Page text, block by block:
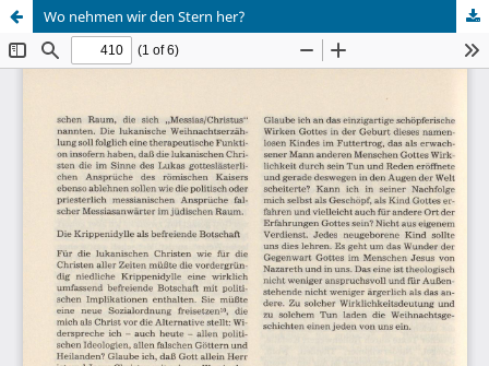
Wo nehmen wir den Stern her?